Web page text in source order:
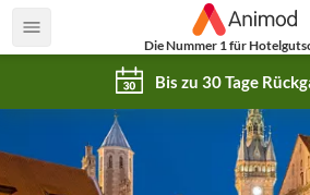
Die Nummer 1 für
Bis zu 30 Tage